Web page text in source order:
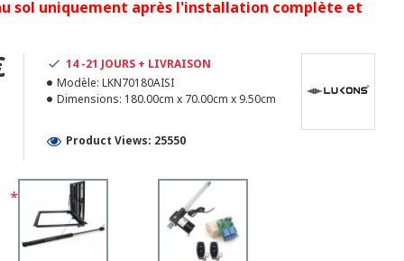
sol uniquement après l'installation complète et
14 -21 JOURS + LIVRAISON
Modèle: LKN70180AISI
Dimensions: 180.00cm x 70.00cm x 9.50cm
Product Views: 25550